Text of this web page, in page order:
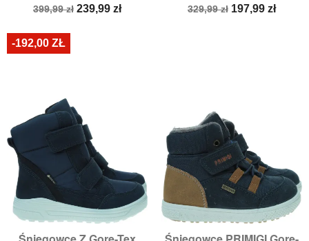
Cena
399,99 zł Cena
239,99 zł
Cena
329,99 zł Cena
197,99 zł
-192,00 ZŁ